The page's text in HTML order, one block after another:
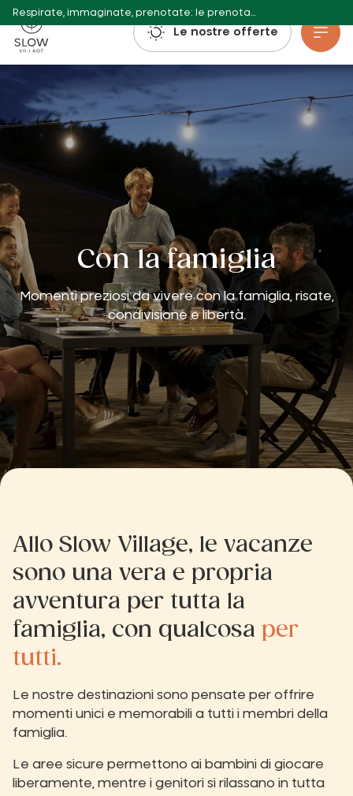
Villaggio lento
Le nostre offerte
Con la famiglia
Momenti preziosi da vivere con la famiglia, risate,
condivisione e libertà.
Allo Slow Village, le vacanze
sono una vera e propria
avventura per tutta la
famiglia, con qualcosa per
tutti.
Le nostre destinazioni sono pensate per offrire
momenti unici e memorabili a tutti i membri della
famiglia.
Le aree sicure permettono ai bambini di giocare
liberamente, mentre i genitori si rilassano in tutta